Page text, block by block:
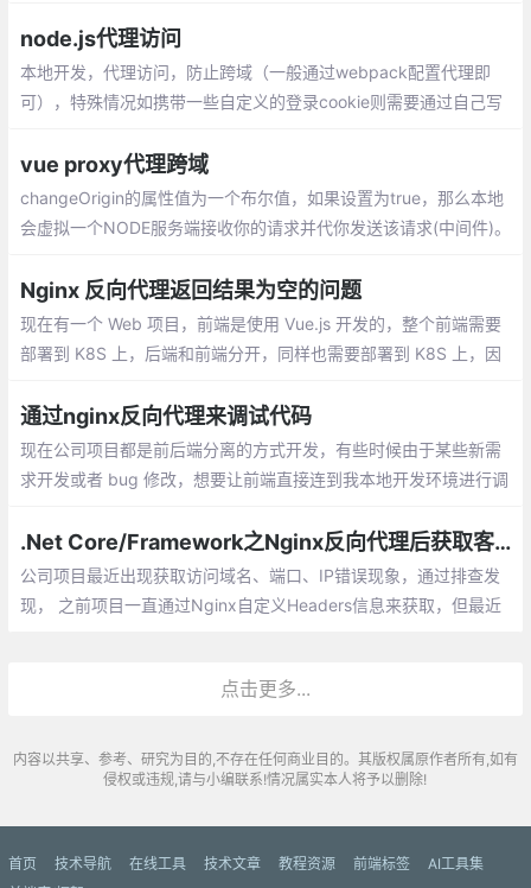
务器只有内网IP，另外一台服务器有公网和
内网IP。
node.js代理访问
本地开发，代理访问，防止跨域（一般通过webpack配置代理即
可），特殊情况如携带一些自定义的登录cookie则需要通过自己写
vue proxy代理跨域
changeOrigin的属性值为一个布尔值，如果设置为true，那么本地
会虚拟一个NODE服务端接收你的请求并代你发送该请求(中间件)。
转发出去。]
Nginx 反向代理返回结果为空的问题
现在有一个 Web 项目，前端是使用 Vue.js 开发的，整个前端需要
部署到 K8S 上，后端和前端分开，同样也需要部署到 K8S 上，因
到了一个问题：跨域访问问题。
通过nginx反向代理来调试代码
现在公司项目都是前后端分离的方式开发，有些时候由于某些新需
求开发或者 bug 修改，想要让前端直接连到我本地开发环境进行调
.Net Core/Framework之Nginx反向代理后获取客户端IP等数据探索
公司项目最近出现获取访问域名、端口、IP错误现象，通过排查发
现， 之前项目一直通过Nginx自定义Headers信息来获取，但最近
点击更多...
内容以共享、参考、研究为目的,不存在任何商业目的。其版权属原作者所有,如有
侵权或违规,请与小编联系!情况属实本人将予以删除!
首页 技术导航 在线工具 技术文章 教程资源 前端标签
AI工具集